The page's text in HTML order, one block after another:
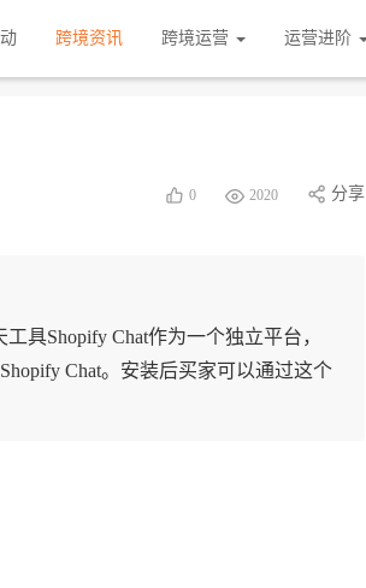
跨境资讯 跨境运营 运营进阶
0 2020 分享
具Shopify Chat作为一个独立平台，
Chat。安装后买家可以通过这个